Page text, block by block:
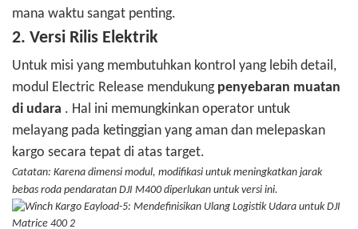
mana waktu sangat penting.
2. Versi Rilis Elektrik
Untuk misi yang membutuhkan kontrol yang lebih detail,
modul Electric Release mendukung penyebaran muatan
di udara . Hal ini memungkinkan operator untuk
melayang pada ketinggian yang aman dan melepaskan
kargo secara tepat di atas target.
Catatan: Karena dimensi modul, modifikasi untuk meningkatkan jarak
bebas roda pendaratan DJI M400 diperlukan untuk versi ini.